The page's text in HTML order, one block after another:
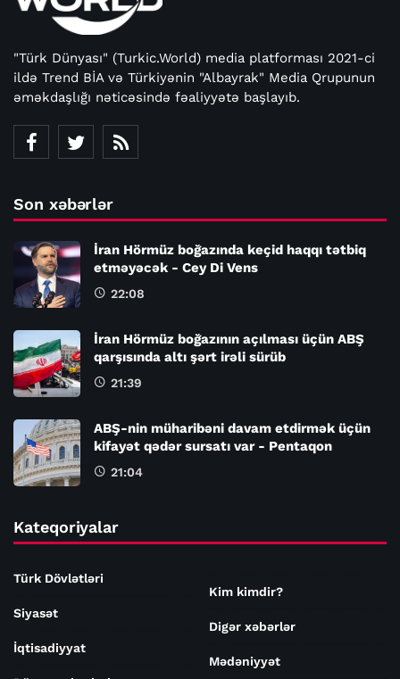
"Türk Dünyası" (Turkic.World) media platforması 2021-ci
ildə Trend BİA və Türkiyənin "Albayrak" Media Qrupunun
əməkdaşlığı nəticəsində fəaliyyətə başlayıb.
Son xəbərlər
İran Hörmüz boğazında keçid haqqı tətbiq
etməyəcək - Cey Di Vens
22:08
İran Hörmüz boğazının açılması üçün ABŞ
qarşısında altı şərt irəli sürüb
21:39
ABŞ-nin müharibəni davam etdirmək üçün
kifayət qədər sursatı var - Pentaqon
21:04
Kateqoriyalar
Türk Dövlətləri
Siyasət
İqtisadiyyat
Kim kimdir?
Digər xəbərlər
Mədəniyyət